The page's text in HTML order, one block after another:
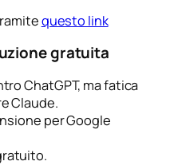
questo link
gratuita
ChatGPT, ma fatica
Claude.
per Google